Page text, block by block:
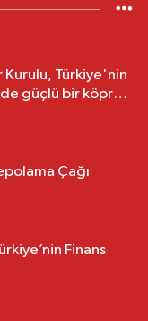
Kurulu, Türkiye'nin
güçlü bir köprü
Çağı
Finans